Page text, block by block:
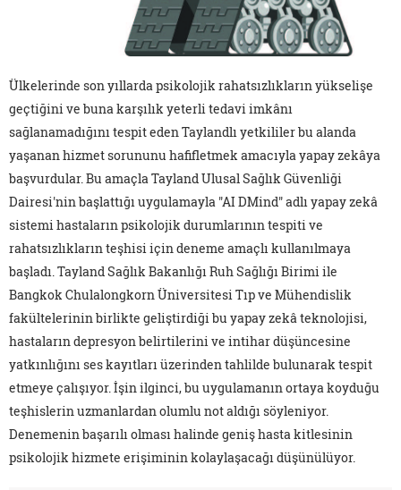
Ülkelerinde son yıllarda psikolojik rahatsızlıkların yükselişe
geçtiğini ve buna karşılık yeterli tedavi imkânı
sağlanamadığını tespit eden Taylandlı yetkililer bu alanda
yaşanan hizmet sorununu hafifletmek amacıyla yapay zekâya
başvurdular. Bu amaçla Tayland Ulusal Sağlık Güvenliği
Dairesi'nin başlattığı uygulamayla "AI DMind" adlı yapay zekâ
sistemi hastaların psikolojik durumlarının tespiti ve
rahatsızlıkların teşhisi için deneme amaçlı kullanılmaya
başladı. Tayland Sağlık Bakanlığı Ruh Sağlığı Birimi ile
Bangkok Chulalongkorn Üniversitesi Tıp ve Mühendislik
fakültelerinin birlikte geliştirdiği bu yapay zekâ teknolojisi,
hastaların depresyon belirtilerini ve intihar düşüncesine
yatkınlığını ses kayıtları üzerinden tahlilde bulunarak tespit
etmeye çalışıyor. İşin ilginci, bu uygulamanın ortaya koyduğu
teşhislerin uzmanlardan olumlu not aldığı söyleniyor.
Denemenin başarılı olması halinde geniş hasta kitlesinin
psikolojik hizmete erişiminin kolaylaşacağı düşünülüyor.